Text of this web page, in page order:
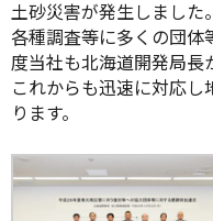
土砂災害が発生しました
各種調査等に多くの団体
度当社も北海道開発局長
これからも迅速に対応
ります。